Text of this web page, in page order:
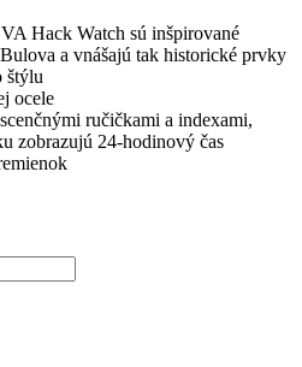
Hack Watch sú inšpirované
a vnášajú tak historické prvky
štýlu
ocele
ručičkami a indexami,
zobrazujú 24-hodinový čas